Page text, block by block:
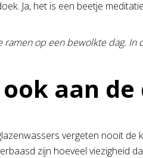
Ja, het is een beetje
ramen op een bewolkte dag.
aan
vergeten nooit de
zijn hoeveel viezigheid